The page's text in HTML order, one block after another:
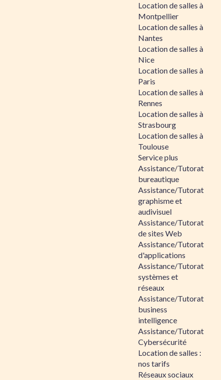
Location de salles à
Montpellier
Location de salles à
Nantes
Location de salles à
Nice
Location de salles à
Paris
Location de salles à
Rennes
Location de salles à
Strasbourg
Location de salles à
Toulouse
Service plus
Assistance/Tutorat
bureautique
Assistance/Tutorat
graphisme et
audivisuel
Assistance/Tutorat
de sites Web
Assistance/Tutorat
d'applications
Assistance/Tutorat
systèmes et
réseaux
Assistance/Tutorat
business
intelligence
Assistance/Tutorat
Cybersécurité
Location de salles :
nos tarifs
Réseaux sociaux